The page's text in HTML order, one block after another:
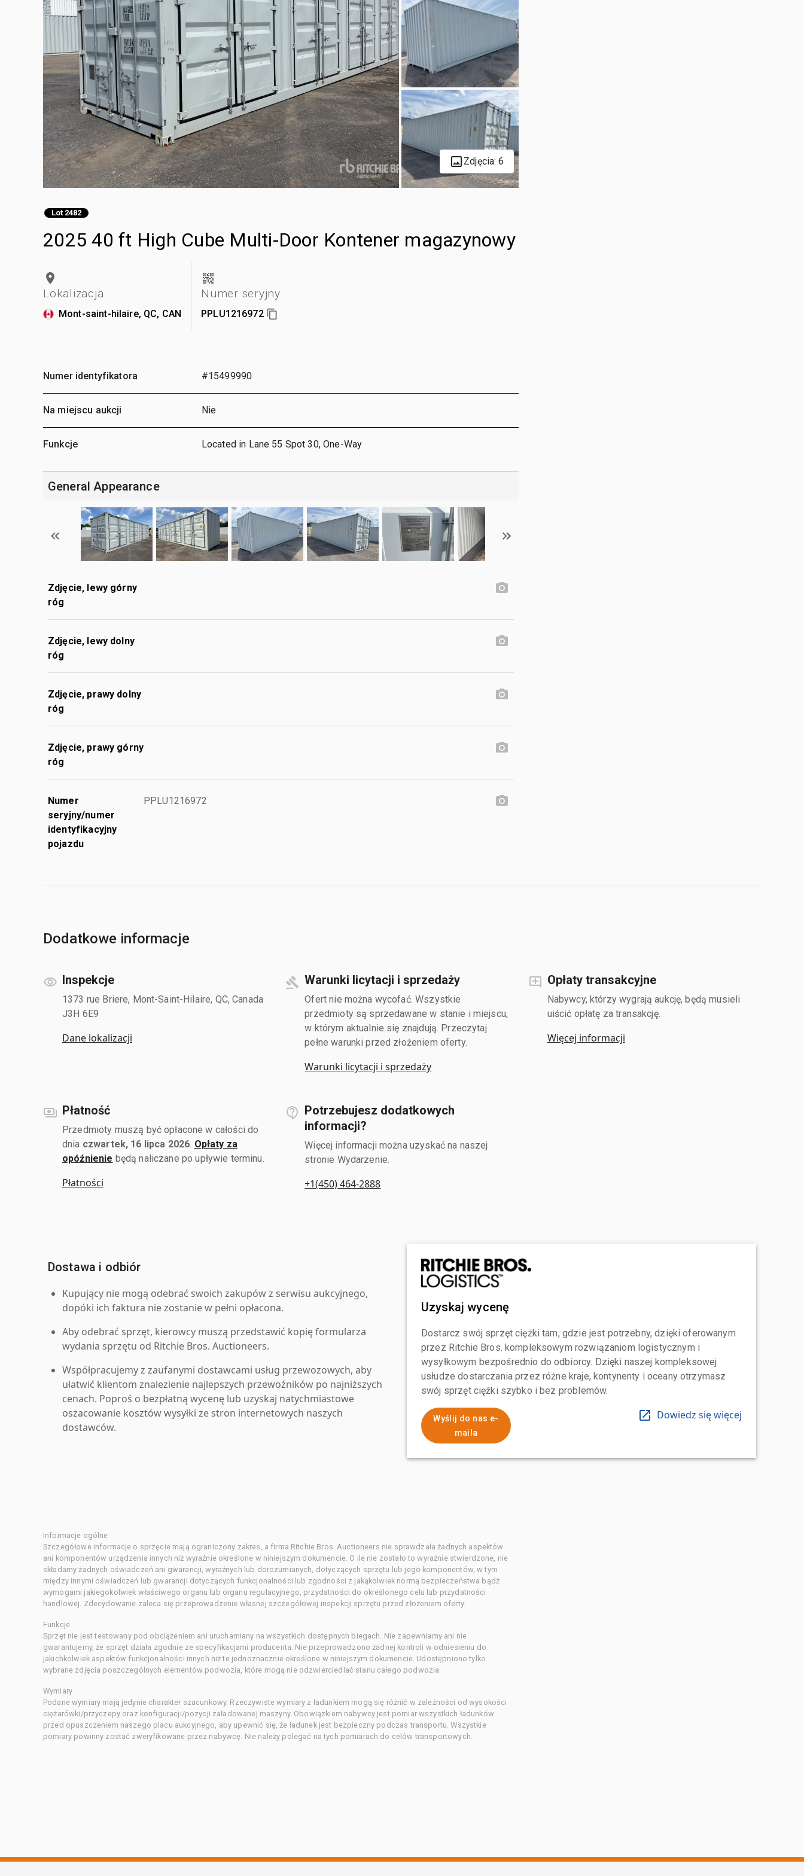
Zdjęcia: 6
Lot 2482
2025 40 ft High Cube Multi-Door Kontener magazynowy
Lokalizacja
Mont-saint-hilaire, QC, CAN
Numer seryjny
PPLU1216972
Numer identyfikatora #15499990
Na miejscu aukcji Nie
Funkcje Located in Lane 55 Spot 30, One-Way
General Appearance
Zdjęcie, lewy górny
róg
Zdjęcie, lewy dolny
róg
Zdjęcie, prawy dolny
róg
Zdjęcie, prawy górny
róg
Numer
seryjny/numer
identyfikacyjny
pojazdu
PPLU1216972
Dodatkowe informacje
Inspekcje
1373 rue Briere, Mont-Saint-Hilaire, QC, Canada
J3H 6E9
Dane lokalizacji
Warunki licytacji i sprzedaży
Ofert nie można wycofać. Wszystkie
przedmioty są sprzedawane w stanie i miejscu,
w którym aktualnie się znajdują. Przeczytaj
pełne warunki przed złożeniem oferty.
Warunki licytacji i sprzedaży
Opłaty transakcyjne
Nabywcy, którzy wygrają aukcję, będą musieli
uiścić opłatę za transakcję.
Więcej informacji
Płatność
Przedmioty muszą być opłacone w całości do
dnia czwartek, 16 lipca 2026 Opłaty za
opóźnienie będą naliczane po upływie terminu.
Płatności
Potrzebujesz dodatkowych
informacji?
Więcej informacji można uzyskać na naszej
stronie Wydarzenie.
+1(450) 464-2888
Dostawa i odbiór
Kupujący nie mogą odebrać swoich zakupów z serwisu aukcyjnego,
dopóki ich faktura nie zostanie w pełni opłacona.
Aby odebrać sprzęt, kierowcy muszą przedstawić kopię formularza
wydania sprzętu od Ritchie Bros. Auctioneers.
Współpracujemy z zaufanymi dostawcami usług przewozowych, aby
ułatwić klientom znalezienie najlepszych przewoźników po najniższych
cenach. Poproś o bezpłatną wycenę lub uzyskaj natychmiastowe
oszacowanie kosztów wysyłki ze stron internetowych naszych
dostawców.
Uzyskaj wycenę
Dostarcz swój sprzęt ciężki tam, gdzie jest potrzebny, dzięki oferowanym
przez Ritchie Bros. kompleksowym rozwiązaniom logistycznym i
wysyłkowym bezpośrednio do odbiorcy. Dzięki naszej kompleksowej
usłudze dostarczania przez różne kraje, kontynenty i oceany otrzymasz
swój sprzęt ciężki szybko i bez problemów.
Wyślij do nas e-
maila
Dowiedz się więcej
Informacje ogólne
Szczegółowe informacje o sprzęcie mają ograniczony zakres, a firma Ritchie Bros. Auctioneers nie sprawdzała żadnych aspektów
ani komponentów urządzenia innych niż wyraźnie określone w niniejszym dokumencie. O ile nie zostało to wyraźnie stwierdzone, nie
składamy żadnych oświadczeń ani gwarancji, wyraźnych lub dorozumianych, dotyczących sprzętu lub jego komponentów, w tym
między innymi oświadczeń lub gwarancji dotyczących funkcjonalności lub zgodności z jakąkolwiek normą bezpieczeństwa bądź
wymogami jakiegokolwiek właściwego organu lub organu regulacyjnego, przydatności do określonego celu lub przydatności
handlowej. Zdecydowanie zaleca się przeprowadzenie własnej szczegółowej inspekcji sprzętu przed złożeniem oferty.
Funkcje
Sprzęt nie jest testowany pod obciążeniem ani uruchamiany na wszystkich dostępnych biegach. Nie zapewniamy ani nie
gwarantujemy, że sprzęt działa zgodnie ze specyfikacjami producenta. Nie przeprowadzono żadnej kontroli w odniesieniu do
jakichkolwiek aspektów funkcjonalności innych niż te jednoznacznie określone w niniejszym dokumencie. Udostępniono tylko
wybrane zdjęcia poszczególnych elementów podwozia, które mogą nie odzwierciedlać stanu całego podwozia.
Wymiary
Podane wymiary mają jedynie charakter szacunkowy. Rzeczywiste wymiary z ładunkiem mogą się różnić w zależności od wysokości
ciężarówki/przyczepy oraz konfiguracji/pozycji załadowanej maszyny. Obowiązkiem nabywcy jest pomiar wszystkich ładunków
przed opuszczeniem naszego placu aukcyjnego, aby upewnić się, że ładunek jest bezpieczny podczas transportu. Wszystkie
pomiary powinny zostać zweryfikowane przez nabywcę. Nie należy polegać na tych pomiarach do celów transportowych.